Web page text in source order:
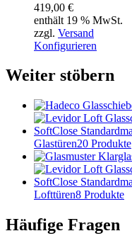
419,00 €
enthält 19 % MwSt.
zzgl. Versand
Konfigurieren
Weiter stöbern
Glastüren20 Produkte
Lofttüren8 Produkte
Häufige Fragen